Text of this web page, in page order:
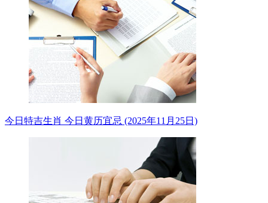
今日特吉生肖 今日黄历宜忌 (2025年11月25日)